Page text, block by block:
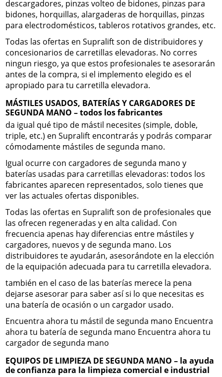
descargadores, pinzas volteo de bidones, pinzas para
bidones, horquillas, alargaderas de horquillas, pinzas
para electrodomésticos, tableros rotativos grandes, etc.
Todas las ofertas en Supralift son de distribuidores y
concesionarios de carretillas elevadoras. No corres
ningun riesgo, ya que estos profesionales te asesorarán
antes de la compra, si el implemento elegido es el
apropiado para tu carretilla elevadora.
MÁSTILES USADOS, BATERÍAS Y CARGADORES DE
SEGUNDA MANO – todos los fabricantes
da igual qué tipo de mástil necesites (simple, doble,
triple, etc.) en Supralift encontrarás y podrás comparar
cómodamente mástiles de segunda mano.
Igual ocurre con cargadores de segunda mano y
baterías usadas para carretillas elevadoras: todos los
fabricantes aparecen representados, solo tienes que
ver las actuales ofertas disponibles.
Todas las ofertas en Supralift son de profesionales que
las ofrecen regeneradas y en alta calidad. Con
frecuencia apenas hay diferencias entre mástiles y
cargadores, nuevos y de segunda mano. Los
distribuidores te ayudarán, asesorándote en la elección
de la equipación adecuada para tu carretilla elevadora.
también en el caso de las baterías merece la pena
dejarse asesorar para saber así si lo que necesitas es
una batería de ocasión o un cargador usado.
Encuentra ahora tu mástil de segunda mano Encuentra
ahora tu batería de segunda mano Encuentra ahora tu
cargador de segunda mano
EQUIPOS DE LIMPIEZA DE SEGUNDA MANO – la ayuda
de confianza para la limpieza comercial e industrial